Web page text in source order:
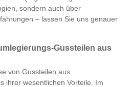
sondern auch über
– lassen Sie uns genauer
Gussteilen aus
von Gussteilen aus
ihrer wesentlichen Vorteile. Im